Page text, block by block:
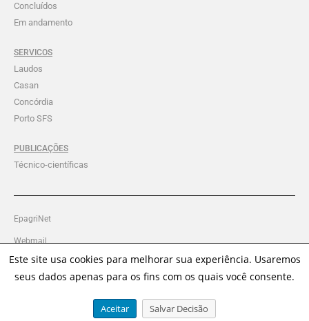
Concluídos
Em andamento
SERVICOS
Laudos
Casan
Concórdia
Porto SFS
PUBLICAÇÕES
Técnico-científicas
Política de Privacidade
Intranet Ciram
Webmail
EpagriNet
Este site usa cookies para melhorar sua experiência. Usaremos
seus dados apenas para os fins com os quais você consente.
Aceitar Salvar Decisão